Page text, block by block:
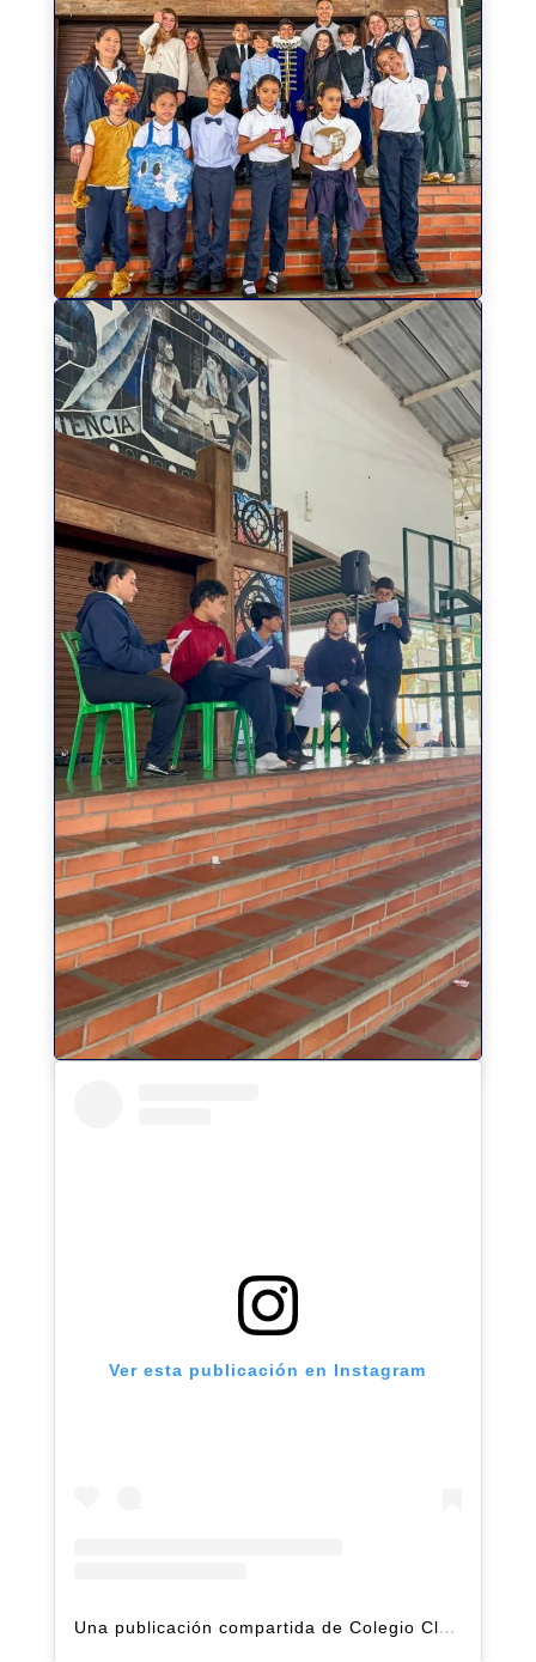
Ver esta publicación en Instagram
Una publicación compartida de Colegio Claret | Alto Hatillo (@clarethatillo)